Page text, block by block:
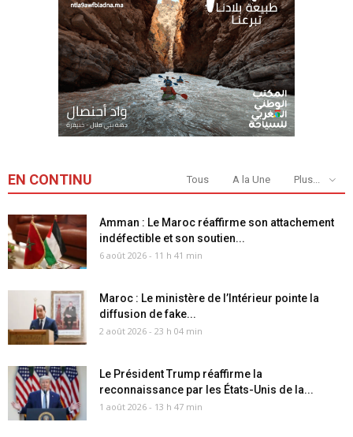
EN CONTINU Tous A la Une Plus...
Amman : Le Maroc réaffirme son attachement
indéfectible et son soutien...
6 août 2026 - 11 h 41 min
Maroc : Le ministère de l’Intérieur pointe la
diffusion de fake...
2 août 2026 - 23 h 04 min
Le Président Trump réaffirme la
reconnaissance par les États-Unis de la...
1 août 2026 - 13 h 47 min